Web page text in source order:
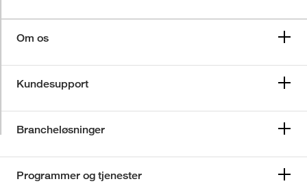
Om os
Kundesupport
Brancheløsninger
Programmer og tjenester